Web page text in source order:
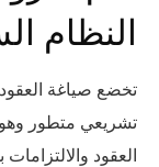
النظام
تخضع صياغة
تشريعي متطور وهو
العقود